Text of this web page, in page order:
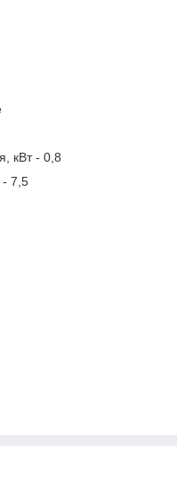
кВт - 0,8
- 7,5